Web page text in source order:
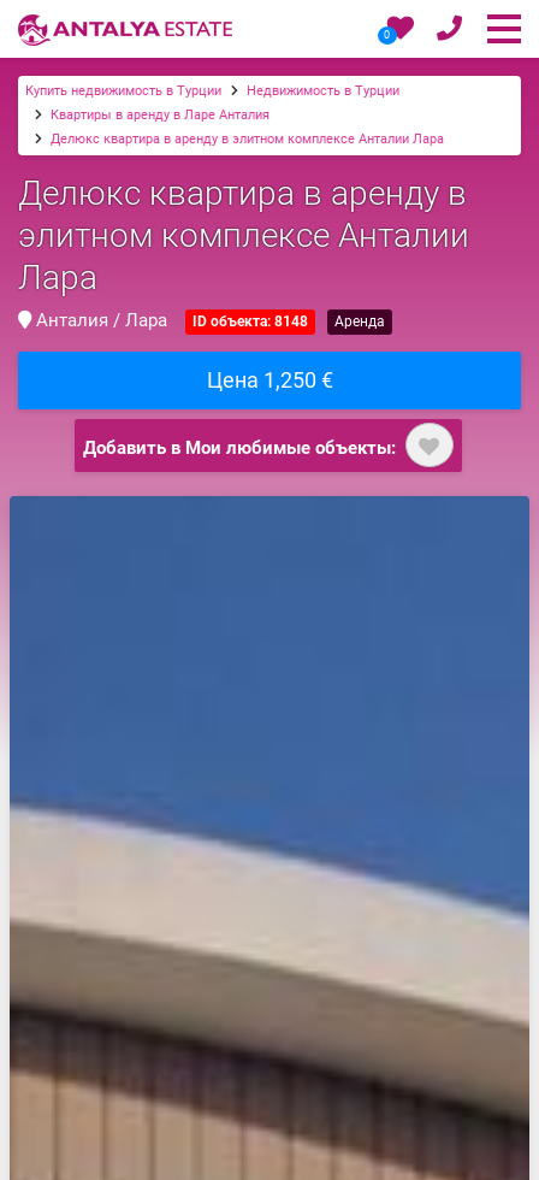
0
Купить недвижимость в Турции
Недвижимость в Турции
Квартиры в аренду в Ларе Анталия
Делюкс квартира в аренду в элитном комплексе Анталии Лара
Делюкс квартира в аренду в
элитном комплексе Анталии
Лара
Анталия / Лара ID объекта: 8148 Аренда
Цена 1,250 €
Добавить в Мои любимые объекты: